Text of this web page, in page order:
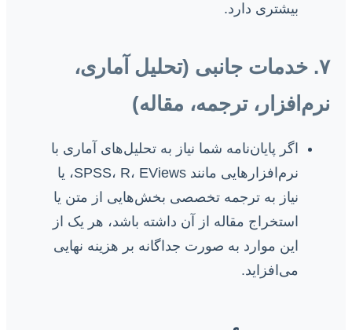
بیشتری دارد.
۷. خدمات جانبی (تحلیل آماری،
نرم‌افزار، ترجمه، مقاله)
اگر پایان‌نامه شما نیاز به تحلیل‌های آماری با
نرم‌افزارهایی مانند SPSS، R، EViews، یا
نیاز به ترجمه تخصصی بخش‌هایی از متن یا
استخراج مقاله از آن داشته باشد، هر یک از
این موارد به صورت جداگانه بر هزینه نهایی
می‌افزاید.